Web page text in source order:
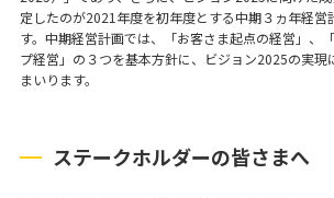
定したのが2021年度を初年度とする中期３ヵ年経営
す。中期経営計画では、「お客さま起点の経営」、
プ経営」の３つを基本方針に、ビジョン2025の実現
まいります。
ステークホルダーの皆さまへ